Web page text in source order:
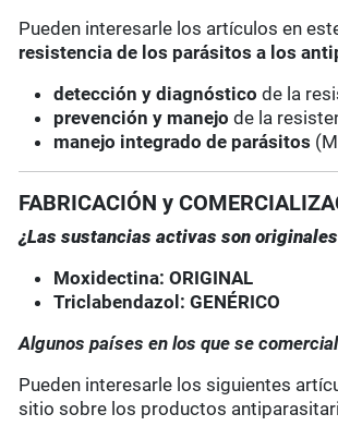
Pueden interesarle los artículos en
resistencia de los parásitos a los
detección y diagnóstico de la
prevención y manejo de la
manejo integrado de parásitos
FABRICACIÓN y
¿Las sustancias activas son
Moxidectina: ORIGINAL
Triclabendazol: GENÉRICO
Algunos países en los que se
Pueden interesarle los siguientes
sitio sobre los productos